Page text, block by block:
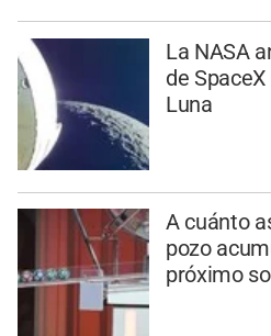
La NASA
de
Luna
A cuánto
pozo
próximo